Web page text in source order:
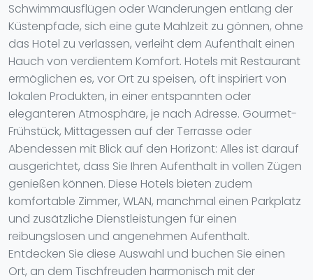
Schwimmausflügen oder Wanderungen entlang der
Küstenpfade, sich eine gute Mahlzeit zu gönnen, ohne
das Hotel zu verlassen, verleiht dem Aufenthalt einen
Hauch von verdientem Komfort. Hotels mit Restaurant
ermöglichen es, vor Ort zu speisen, oft inspiriert von
lokalen Produkten, in einer entspannten oder
eleganteren Atmosphäre, je nach Adresse. Gourmet-
Frühstück, Mittagessen auf der Terrasse oder
Abendessen mit Blick auf den Horizont: Alles ist darauf
ausgerichtet, dass Sie Ihren Aufenthalt in vollen Zügen
genießen können. Diese Hotels bieten zudem
komfortable Zimmer, WLAN, manchmal einen Parkplatz
und zusätzliche Dienstleistungen für einen
reibungslosen und angenehmen Aufenthalt.
Entdecken Sie diese Auswahl und buchen Sie einen
Ort, an dem Tischfreuden harmonisch mit der